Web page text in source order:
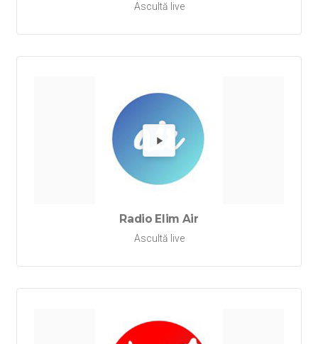
Ascultă live
Redă
Radio Elim Air
Ascultă live